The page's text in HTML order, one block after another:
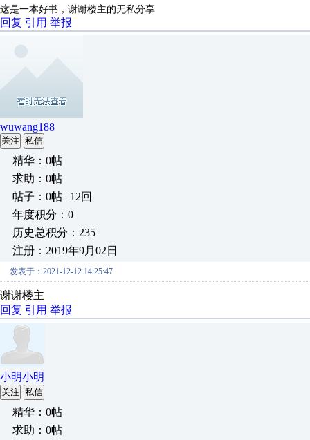
这是一本好书，谢谢楼主的无私分享
回复 引用 举报
wuwang188
关注 私信
精华：0帖
求助：0帖
帖子：0帖 | 12回
年度积分：0
历史总积分：235
注册：2019年9月02日
发表于：2021-12-12 14:25:47
谢谢楼主
回复 引用 举报
小明小明
关注 私信
精华：0帖
求助：0帖